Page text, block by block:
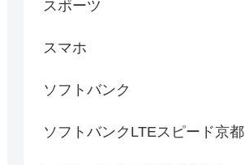
スポーツ
スマホ
ソフトバンク
ソフトバンクLTEスピード京都